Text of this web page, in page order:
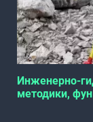
Инженерно-
методики,